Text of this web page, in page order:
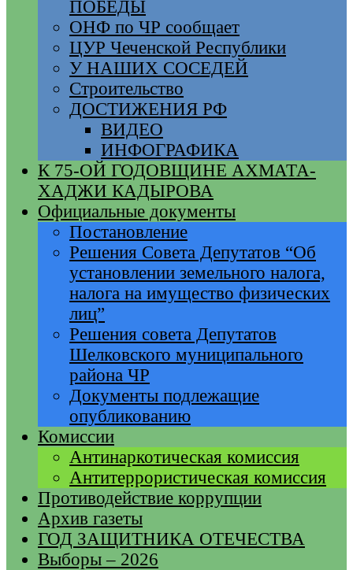
ПОБЕДЫ
ОНФ по ЧР сообщает
ЦУР Чеченской Республики
У НАШИХ СОСЕДЕЙ
Строительство
ДОСТИЖЕНИЯ РФ
ВИДЕО
ИНФОГРАФИКА
К 75-ОЙ ГОДОВЩИНЕ АХМАТА-
ХАДЖИ КАДЫРОВА
Официальные документы
Постановление
Решения Совета Депутатов “Об
установлении земельного налога,
налога на имущество физических
лиц”
Решения совета Депутатов
Шелковского муниципального
района ЧР
Документы подлежащие
опубликованию
Комиссии
Антинаркотическая комиссия
Антитеррористическая комиссия
Противодействие коррупции
Архив газеты
ГОД ЗАЩИТНИКА ОТЕЧЕСТВА
Выборы – 2026